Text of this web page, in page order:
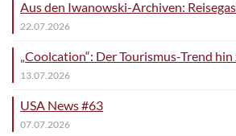
Aus den Iwanowski-Archiven:
22.07.2026
„Coolcation“: Der Tourismus-Trend
13.07.2026
USA News #63
07.07.2026